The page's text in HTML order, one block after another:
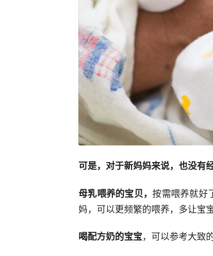
可是，对于新妈妈来说，也没有
母乳喂养的宝贝，按需喂养就好
妈，可以更频繁的喂养，多让宝
喝配方奶的宝宝，可以参考大致